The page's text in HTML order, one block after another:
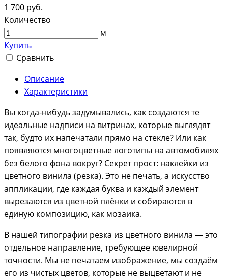
1 700 руб.
Количество
м
Купить
Сравнить
Описание
Характеристики
Вы когда-нибудь задумывались, как создаются те
идеальные надписи на витринах, которые выглядят
так, будто их напечатали прямо на стекле? Или как
появляются многоцветные логотипы на автомобилях
без белого фона вокруг? Секрет прост: наклейки из
цветного винила (резка). Это не печать, а искусство
аппликации, где каждая буква и каждый элемент
вырезаются из цветной плёнки и собираются в
единую композицию, как мозаика.
В нашей типографии резка из цветного винила — это
отдельное направление, требующее ювелирной
точности. Мы не печатаем изображение, мы создаём
его из чистых цветов, которые не выцветают и не